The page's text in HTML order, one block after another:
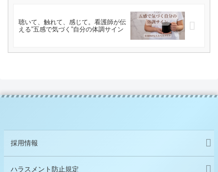
聴いて、触れて、感じて。看護師が伝
える”五感で気づく”自分の体調サイン
採用情報
ハラスメント防止規定